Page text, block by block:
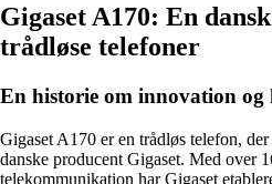
Gigaset A170: En
trådløse telefoner
En historie om innovation og
Gigaset A170 er en trådløs telefon,
danske producent Gigaset. Med over
telekommunikation har Gigaset